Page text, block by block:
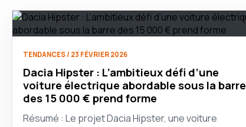
TENDANCES / 23 FÉVRIER 2026
Dacia Hipster : L’ambitieux défi d’une
voiture électrique abordable sous la barre
des 15 000 € prend forme
Résumé : Le projet Dacia Hipster, une voiture